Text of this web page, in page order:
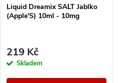
Liquid Dreamix SALT Jablko
(Apple'S) 10ml - 10mg
219 Kč
Skladem